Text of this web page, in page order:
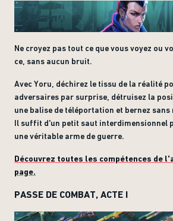
Ne croyez pas tout ce que vous voyez ou
ce, sans aucun bruit.
Avec Yoru, déchirez le tissu de la réalité
adversaires par surprise, détruisez la
une balise de téléportation et bernez
Il suffit d'un petit saut interdimensionnel
une véritable arme de guerre.
Découvrez toutes les compétences de
page.
PASSE DE COMBAT, ACTE I